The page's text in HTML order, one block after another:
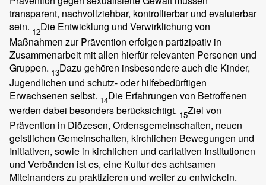
transparent, nachvollziehbar, kontrollierbar und evaluierbar
sein. 12Die Entwicklung und Verwirklichung von
Maßnahmen zur Prävention erfolgen partizipativ in
Zusammenarbeit mit allen hierfür relevanten Personen und
Gruppen. 13Dazu gehören insbesondere auch die Kinder,
Jugendlichen und schutz- oder hilfebedürftigen
Erwachsenen selbst. 14Die Erfahrungen von Betroffenen
werden dabei besonders berücksichtigt. 15Ziel von
Prävention in Diözesen, Ordensgemeinschaften, neuen
geistlichen Gemeinschaften, kirchlichen Bewegungen und
Initiativen, sowie in kirchlichen und caritativen Institutionen
und Verbänden ist es, eine Kultur des achtsamen
Miteinanders zu praktizieren und weiter zu entwickeln.